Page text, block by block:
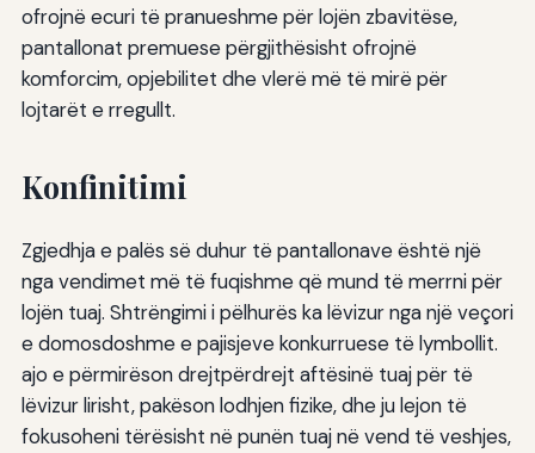
ofrojnë ecuri të pranueshme për lojën zbavitëse,
pantallonat premuese përgjithësisht ofrojnë
komforcim, opjebilitet dhe vlerë më të mirë për
lojtarët e rregullt.
Konfinitimi
Zgjedhja e palës së duhur të pantallonave është një
nga vendimet më të fuqishme që mund të merrni për
lojën tuaj. Shtrëngimi i pëlhurës ka lëvizur nga një veçori
e domosdoshme e pajisjeve konkurruese të lymbollit.
ajo e përmirëson drejtpërdrejt aftësinë tuaj për të
lëvizur lirisht, pakëson lodhjen fizike, dhe ju lejon të
fokusoheni tërësisht në punën tuaj në vend të veshjes,